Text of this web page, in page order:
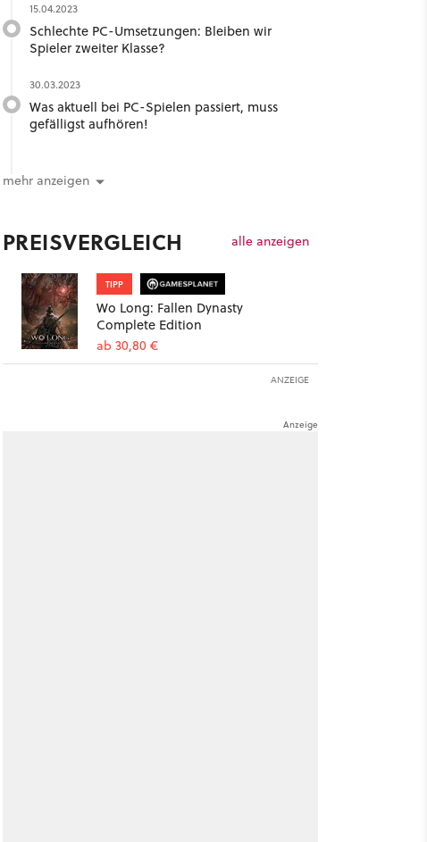
15.04.2023
Schlechte PC-Umsetzungen: Bleiben wir
Spieler zweiter Klasse?
30.03.2023
Was aktuell bei PC-Spielen passiert, muss
gefälligst aufhören!
mehr anzeigen
PREISVERGLEICH alle anzeigen
TIPP
Wo Long: Fallen Dynasty
Complete Edition
ab 30,80 €
ANZEIGE